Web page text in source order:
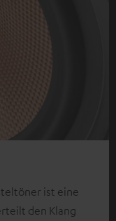
ist eine
den Klang